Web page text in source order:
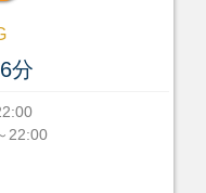
分
22:00